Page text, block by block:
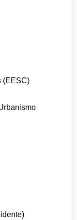
(EESC)